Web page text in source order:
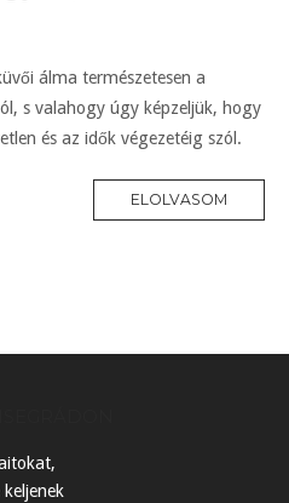
álma természetesen a
s valahogy úgy képzeljük, hogy
és az idők végezetéig szól.
ELOLVASOM